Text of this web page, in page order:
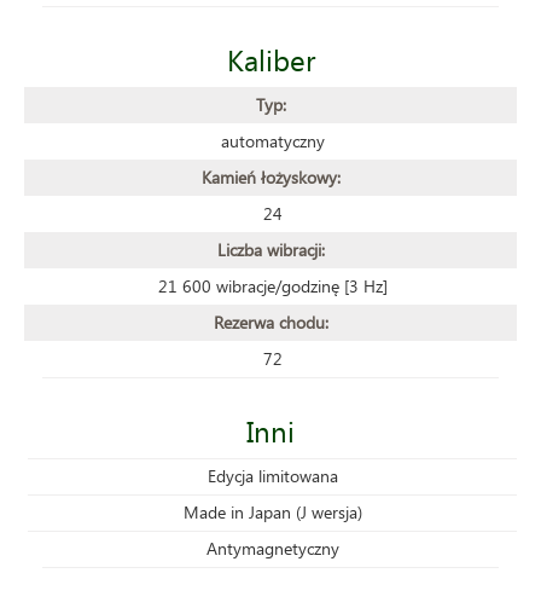
Kaliber
Typ:
automatyczny
Kamień łożyskowy:
24
Liczba wibracji:
21 600 wibracje/godzinę [3 Hz]
Rezerwa chodu:
72
Inni
Edycja limitowana
Made in Japan (J wersja)
Antymagnetyczny